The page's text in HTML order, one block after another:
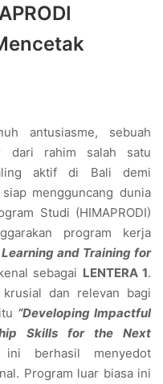
antusiasme, sebuah
dari rahim salah satu
aktif di Bali demi
mengguncang dunia
Studi (HIMAPRODI)
program kerja
Learning and Training for
sebagai LENTERA 1.
dan relevan bagi
“Developing Impactful
Skills for the Next
berhasil menyedot
Program luar biasa ini